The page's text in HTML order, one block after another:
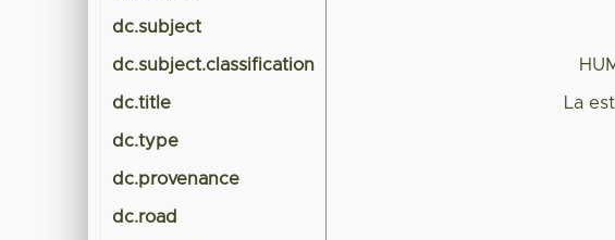
dc.subject
dc.subject.classification
dc.title La
dc.type
dc.provenance
dc.road